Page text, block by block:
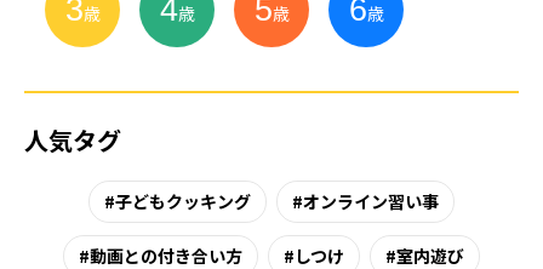
3歳 4歳 5歳 6歳
人気タグ
子どもクッキング オンライン習い事
動画との付き合い方 しつけ 室内遊び